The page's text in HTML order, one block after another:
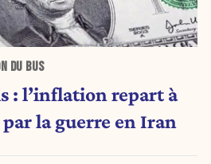
DU BUS
: l’inflation repart à
la guerre en Iran